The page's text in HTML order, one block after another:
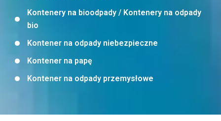
Kontenery na bioodpady / Kontenery na odpady
bio
Kontener na odpady niebezpieczne
Kontener na papę
Kontener na odpady przemysłowe